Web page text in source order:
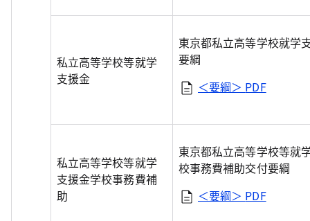
私立高等学校等就学
支援金
東京都私立高等学校就学
要綱
＜要綱＞ PDF
私立高等学校等就学
支援金学校事務費補
助
東京都私立高等学校等就
校事務費補助交付要綱
＜要綱＞ PDF